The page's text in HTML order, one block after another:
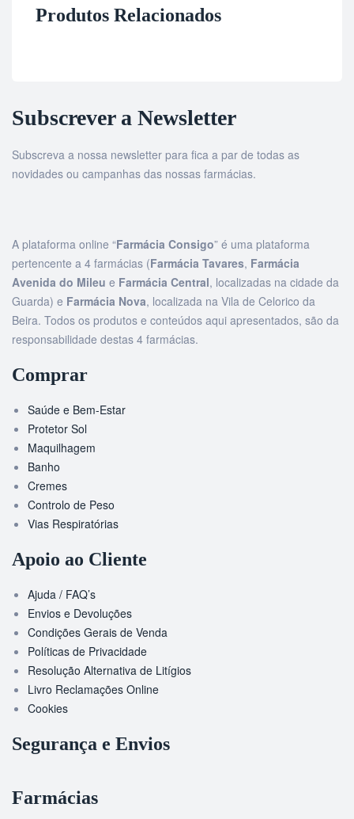
Produtos Relacionados
Subscrever a Newsletter
Subscreva a nossa newsletter para fica a par de todas as
novidades ou campanhas das nossas farmácias.
A plataforma online “Farmácia Consigo” é uma plataforma
pertencente a 4 farmácias (Farmácia Tavares, Farmácia
Avenida do Mileu e Farmácia Central, localizadas na cidade da
Guarda) e Farmácia Nova, localizada na Vila de Celorico da
Beira. Todos os produtos e conteúdos aqui apresentados, são da
responsabilidade destas 4 farmácias.
Comprar
Saúde e Bem-Estar
Protetor Sol
Maquilhagem
Banho
Cremes
Controlo de Peso
Vias Respiratórias
Apoio ao Cliente
Ajuda / FAQ’s
Envios e Devoluções
Condições Gerais de Venda
Políticas de Privacidade
Resolução Alternativa de Litígios
Livro Reclamações Online
Cookies
Segurança e Envios
Farmácias